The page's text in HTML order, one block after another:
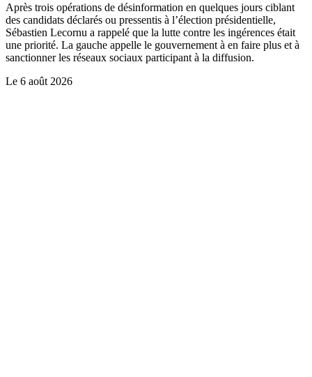
Après trois opérations de désinformation en quelques jours ciblant
des candidats déclarés ou pressentis à l’élection présidentielle,
Sébastien Lecornu a rappelé que la lutte contre les ingérences était
une priorité. La gauche appelle le gouvernement à en faire plus et à
sanctionner les réseaux sociaux participant à la diffusion.
Le 6 août 2026